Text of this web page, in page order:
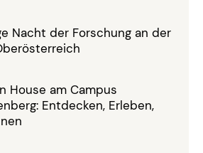
Nacht der Forschung an der
House am Campus
Entdecken, Erleben,